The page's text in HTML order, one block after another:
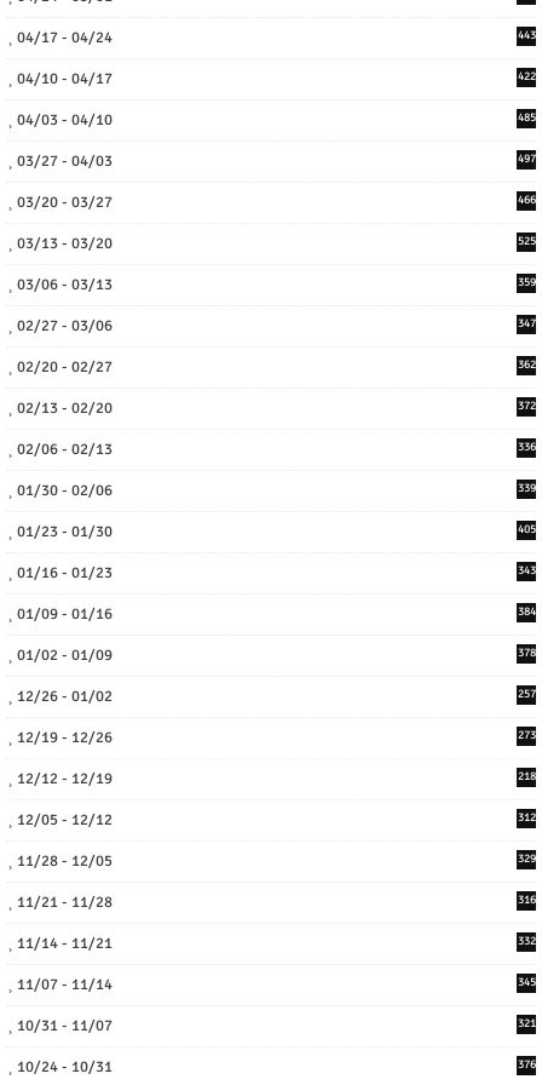
04/17 - 04/24 443
04/10 - 04/17 422
04/03 - 04/10 485
03/27 - 04/03 497
03/20 - 03/27 466
03/13 - 03/20 525
03/06 - 03/13 359
02/27 - 03/06 347
02/20 - 02/27 362
02/13 - 02/20 372
02/06 - 02/13 336
01/30 - 02/06 339
01/23 - 01/30 405
01/16 - 01/23 343
01/09 - 01/16 384
01/02 - 01/09 378
12/26 - 01/02 257
12/19 - 12/26 273
12/12 - 12/19 218
12/05 - 12/12 312
11/28 - 12/05 329
11/21 - 11/28 316
11/14 - 11/21 332
11/07 - 11/14 345
10/31 - 11/07 321
10/24 - 10/31 376